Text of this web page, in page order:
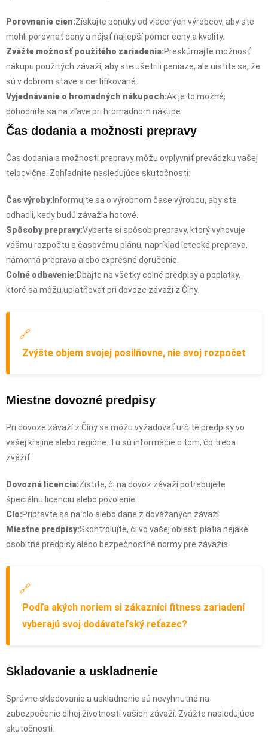
Porovnanie cien:Získajte ponuky od viacerých výrobcov, aby ste
mohli porovnať ceny a nájsť najlepší pomer ceny a kvality.
Zvážte možnosť použitého zariadenia:Preskúmajte možnosť
nákupu použitých závaží, aby ste ušetrili peniaze, ale uistite sa, že
sú v dobrom stave a certifikované.
Vyjednávanie o hromadných nákupoch:Ak je to možné,
dohodnite sa na zľave pri hromadnom nákupe.
Čas dodania a možnosti prepravy
Čas dodania a možnosti prepravy môžu ovplyvniť prevádzku vašej
telocvične. Zohľadnite nasledujúce skutočnosti:
Čas výroby: Informujte sa o výrobnom čase výrobcu, aby ste
odhadli, kedy budú závažia hotové.
Spôsoby prepravy:Vyberte si spôsob prepravy, ktorý vyhovuje
vášmu rozpočtu a časovému plánu, napríklad letecká preprava,
námorná preprava alebo expresné doručenie.
Colné odbavenie:Dbajte na všetky colné predpisy a poplatky,
ktoré sa môžu uplatňovať pri dovoze závaží z Číny.
🔗
Zvýšte objem svojej posilňovne, nie svoj rozpočet
Miestne dovozné predpisy
Pri dovoze závaží z Číny sa môžu vyžadovať určité predpisy vo
vašej krajine alebo regióne. Tu sú informácie o tom, čo treba
zvážiť:
Dovozná licencia:Zistite, či na dovoz závaží potrebujete
špeciálnu licenciu alebo povolenie.
Clo:Pripravte sa na clo alebo dane z dovážaných závaží.
Miestne predpisy:Skontrolujte, či vo vašej oblasti platia nejaké
osobitné predpisy alebo bezpečnostné normy pre závažia.
🔗
Podľa akých noriem si zákazníci fitness zariadení
vyberajú svoj dodávateľský reťazec?
Skladovanie a uskladnenie
Správne skladovanie a uskladnenie sú nevyhnutné na
zabezpečenie dlhej životnosti vašich závaží. Zvážte nasledujúce
skutočnosti: